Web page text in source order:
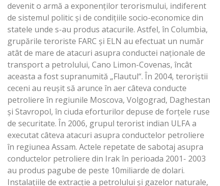
devenit o armă a exponenţilor terorismului, indiferent
de sistemul politic şi de condiţiile socio-economice din
statele unde s-au produs atacurile. Astfel, în Columbia,
grupările teroriste FARC şi ELN au efectuat un număr
atât de mare de atacuri asupra conductei naţionale de
transport a petrolului, Cano Limon-Covenas, încât
aceasta a fost supranumită „Flautul“. În 2004, teroriştii
ceceni au reuşit să arunce în aer câteva conducte
petroliere în regiunile Moscova, Volgograd, Daghestan
şi Stavropol, în ciuda eforturilor depuse de forţele ruse
de securitate. În 2006, grupul terorist indian ULFA a
executat câteva atacuri asupra conductelor petroliere
în regiunea Assam. Actele repetate de sabotaj asupra
conductelor petroliere din Irak în perioada 2001- 2003
au produs pagube de peste 10miliarde de dolari.
Instalaţiile de extracţie a petrolului şi gazelor naturale,